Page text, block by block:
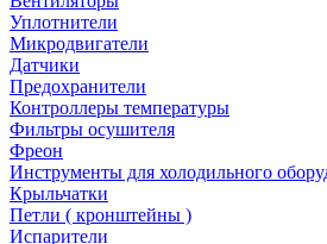
Уплотнители
Микродвигатели
Датчики
Предохранители
Контроллеры температуры
Фильтры осушителя
Фреон
Инструменты для холодильного
Крыльчатки
Петли ( кронштейны )
Испарители